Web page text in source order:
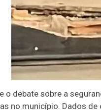
o debate sobre a
no município. Dados